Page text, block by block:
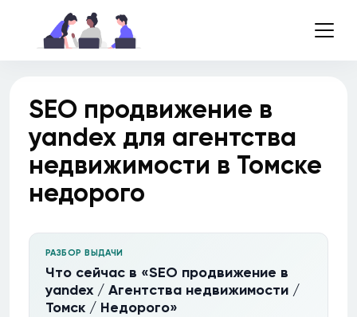
SEO продвижение в
yandex для агентства
недвижимости в Томске
недорого
РАЗБОР ВЫДАЧИ
Что сейчас в «SEO продвижение в
yandex / Агентства недвижимости /
Томск / Недорого»